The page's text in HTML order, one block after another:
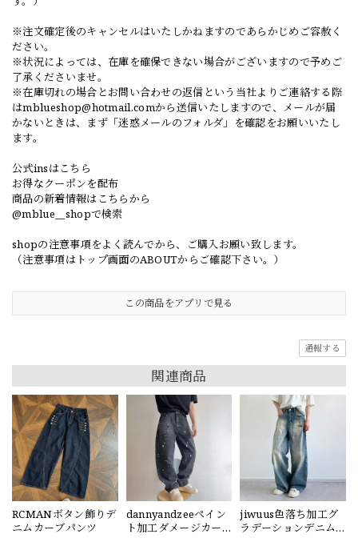
※注文確定後のキャンセルはいたしかねますのであらかじめご容赦く
ださい。
※状況によっては、在庫を確保できない場合がございますので予めご
了承くださいませ。
※在庫切れの場合とお問い合わせの返信という当社よりご連絡する際
はmblueshop@hotmail.comから送信いたしますので、メールが届
かないときは、まず「迷惑メールのフォルダ」を確認をお願いいたし
ます。
公式insはこちら
お得なクーポンを配布
商品の新着情報はこちらから
@mblue__shopで検索
shopの注意事項をよく読んでから、ご購入お願い致します。
（注意事項はトップ画面のABOUTからご確認下さい。）
この商品をアプリで見る
通報する
関連商品
RCMANボタン飾りデ
ニムカーブパンツ
dannyandzeeペイン
ト加工ダメージカー
jiwuus色落ち加工グ
ラデーションデニム